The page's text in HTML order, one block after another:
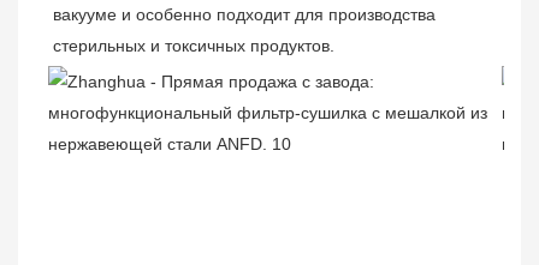
вакууме и особенно подходит для производства
стерильных и токсичных продуктов.